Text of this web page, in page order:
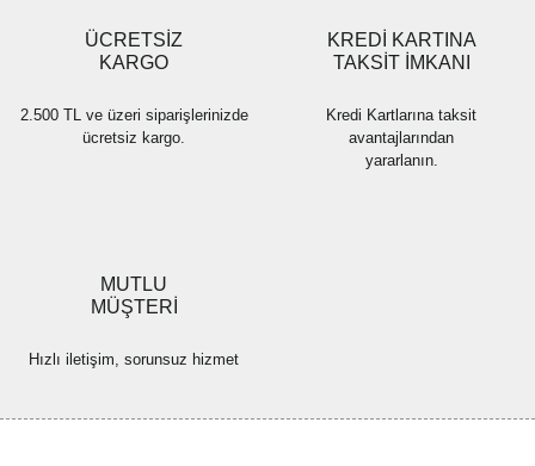
ÜCRETSİZ
KARGO
2.500 TL ve üzeri siparişlerinizde
ücretsiz kargo.
KREDİ KARTINA
TAKSİT İMKANI
Kredi Kartlarına taksit
avantajlarından
yararlanın.
MUTLU
MÜŞTERİ
Hızlı iletişim, sorunsuz hizmet